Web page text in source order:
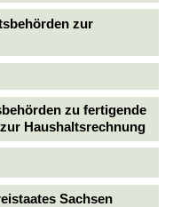
zur
zu fertigende
Haushaltsrechnung
Sachsen